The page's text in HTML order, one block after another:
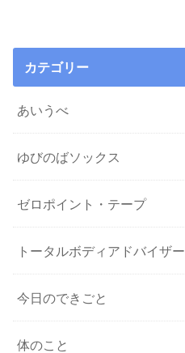
カテゴリー
あいうべ
ゆびのばソックス
ゼロポイント・テープ
トータルボディアドバイザー
今日のできごと
体のこと